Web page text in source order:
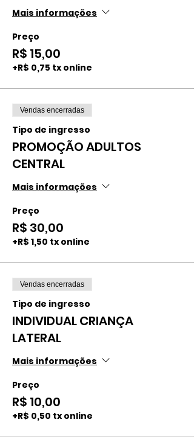
Mais informações
Preço
R$ 15,00
+R$ 0,75 tx online
Vendas encerradas
Tipo de ingresso
PROMOÇÃO ADULTOS
CENTRAL
Mais informações
Preço
R$ 30,00
+R$ 1,50 tx online
Vendas encerradas
Tipo de ingresso
INDIVIDUAL CRIANÇA
LATERAL
Mais informações
Preço
R$ 10,00
+R$ 0,50 tx online